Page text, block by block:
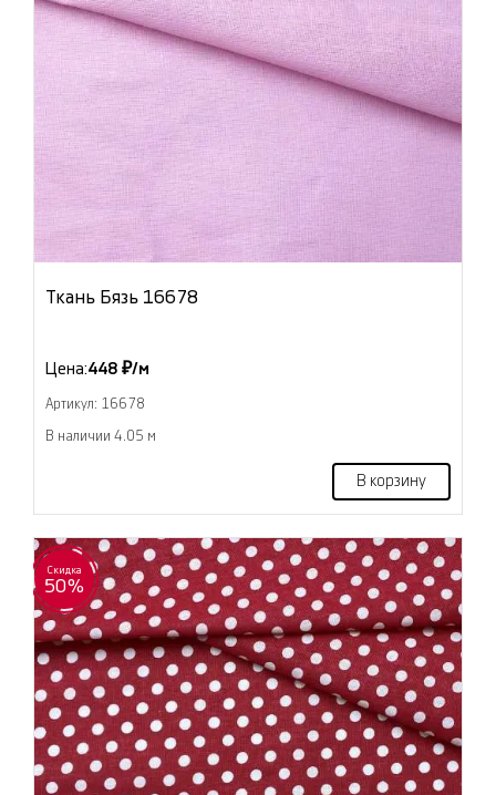
Ткань Бязь 16678
Цена:448 ₽/м
Артикул: 16678
В наличии 4.05 м
В корзину
Скидка
50%